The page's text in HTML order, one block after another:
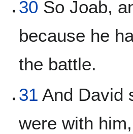
30 So Joab,
because he
the battle.
31 And David
were with